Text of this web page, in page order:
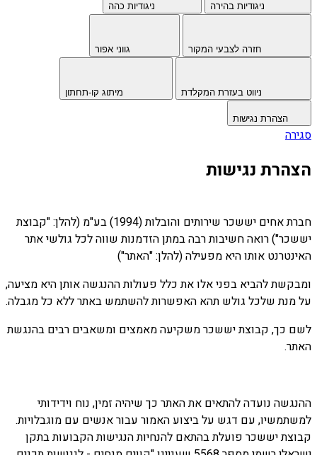
ניגודיות בהירה ניגודיות כהה
חזרה לצבעי המקור גווני אפור
ניווט בעזרת המקלדת מיתוג קו-תחתון
סגירה
הצהרת נגישות
חברת אחים יששכר שירותים והובלות (1994) בע"מ (להלן: "קבוצת
יששכר") רואה חשיבות רבה במתן הזדמנות שווה לכל גולשי אתר
האינטרנט אותו היא מפעילה (להלן: "האתר")
ומבקשת להביא בפני אלו את כלל פעולות ההנגשה אותן היא מציעה,
על מנת שלכל גולש תהא האפשרות להשתמש באתר ללא כל מגבלה.
לשם כך, קבוצת יששכר משקיעה מאמצים ומשאבים רבים בהנגשת
האתר.
ההנגשה נועדה להתאים את האתר כך שיהיה זמין, נוח וידידותי
למשתמשיו, עם דגש על ביצוע האמור עבור אנשים עם מוגבלויות.
קבוצת יששכר פועלת בהתאם להנחיות הנגישות הקבועות בתקן